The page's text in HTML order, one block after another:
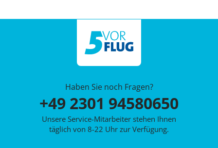
Haben Sie noch Fragen?
+49 2301 94580650
Unsere Service-Mitarbeiter stehen Ihnen
täglich von 8-22 Uhr zur Verfügung.